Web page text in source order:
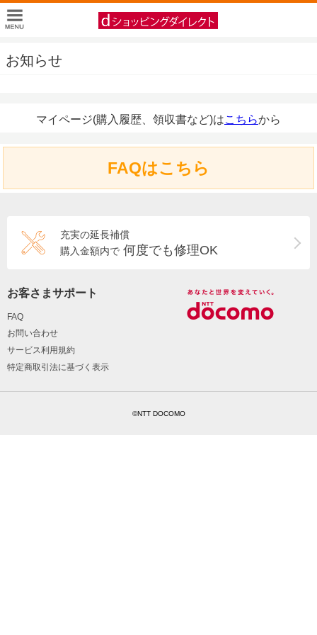
お知らせ
マイページ(購入履歴、領収書など)はこちらから
FAQはこちら
充実の延長補償
購入金額内で 何度でも修理OK
お客さまサポート
FAQ
お問い合わせ
サービス利用規約
特定商取引法に基づく表示
©NTT DOCOMO